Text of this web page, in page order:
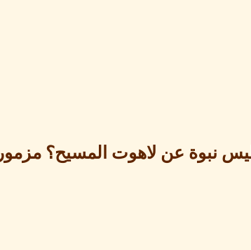
نبوة عن لاهوت المسيح؟ مزمور